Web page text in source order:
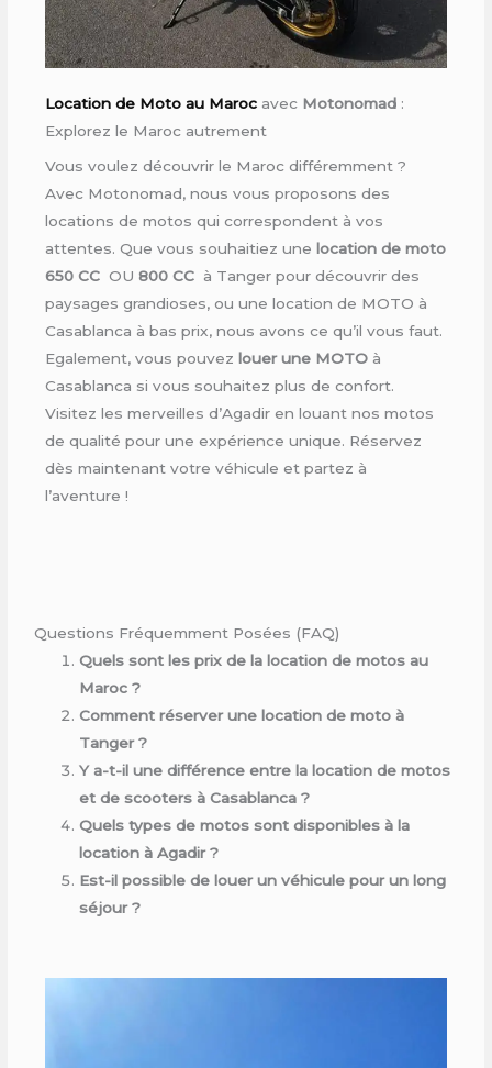
Location de Moto au Maroc avec Motonomad :
Explorez le Maroc autrement
Vous voulez découvrir le Maroc différemment ?
Avec Motonomad, nous vous proposons des
locations de motos qui correspondent à vos
attentes. Que vous souhaitiez une location de moto
650 CC OU800 CC à Tanger pour découvrir des
paysages grandioses, ou une location de MOTO à
Casablanca à bas prix, nous avons ce qu’il vous faut.
Egalement, vous pouvez louer une MOTO à
Casablanca si vous souhaitez plus de confort.
Visitez les merveilles d’Agadir en louant nos motos
de qualité pour une expérience unique. Réservez
dès maintenant votre véhicule et partez à
l’aventure !
Questions Fréquemment Posées (FAQ)
Quels sont les prix de la location de motos au
Maroc ?
Comment réserver une location de moto à
Tanger ?
Y a-t-il une différence entre la location de motos
et de scooters à Casablanca ?
Quels types de motos sont disponibles à la
location à Agadir ?
Est-il possible de louer un véhicule pour un long
séjour ?